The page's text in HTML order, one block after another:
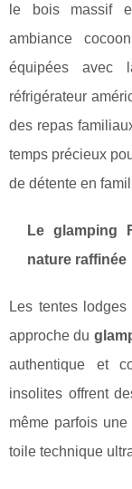
le bois massif
ambiance
équipées avec
réfrigérateur
des repas
temps précieux
de détente en
Le glamping
nature raffinée
Les tentes
approche du
authentique et
insolites offrent
même parfois
toile technique